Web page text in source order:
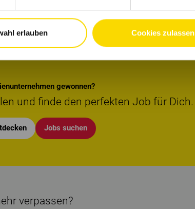
erlauben Cookies zulassen
mit?
gewonnen?
und finde den perfekten Job für Dich.
Jobs suchen
verpassen?